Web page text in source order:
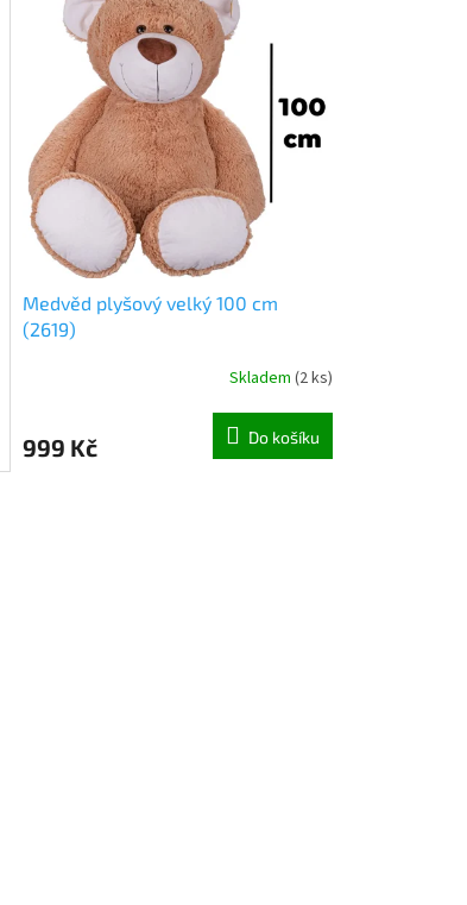
Medvěd plyšový velký 100 cm
(2619)
Skladem (2 ks)
999 Kč Do košíku